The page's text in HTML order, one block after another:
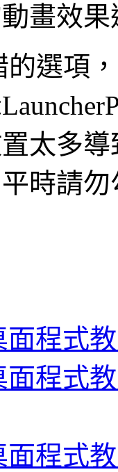
畫效
選項，
太多導
時請勿
面程式
面程式
面程式